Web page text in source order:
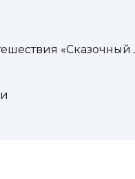
«Сказочный